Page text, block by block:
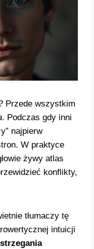
Przede wszystkim
. Podczas gdy inni
najpierw
W praktyce
żywy atlas
konflikty,
tłumaczy tę
intuicji